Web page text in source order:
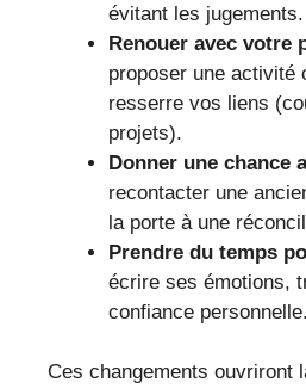
évitant les jugements.
Renouer avec votre
proposer une activité
resserre vos liens
projets).
Donner une chance
recontacter une
la porte à une
Prendre du temps
écrire ses émotions,
confiance personnelle.
Ces changements ouvriront